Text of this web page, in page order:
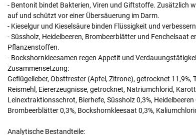
- Bentonit bindet Bakterien, Viren und Giftstoffe. Zusätzlich
auf und schützt vor einer Übersäuerung im Darm.
- Kieselgur und Kieselsäure binden Flüssigkeit und
- Süssholz, Heidelbeeren, Brombeerblätter und Fenchelsaat
Pflanzenstoffen.
- Bockshornkleesamen regen Appetit und
Zusammensetzung:
Geflügelleber, Obsttrester (Apfel, Zitrone), getrocknet 11,9%,
Reismehl, Eiererzeugnisse, getrocknet, Natriumchlorid,
Leinextraktionsschrot, Bierhefe, Süssholz 0,3%, Heidelbeeren
Brombeerblätter 0,3%, Bockshornkleesaat 0,3%,
Analytische Bestandteile: